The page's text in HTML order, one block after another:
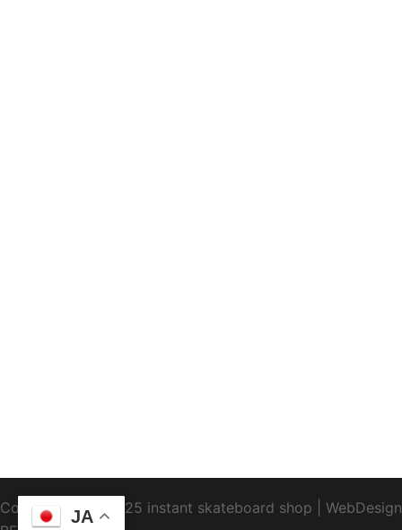
Copyright1995-2025 instant skateboard shop
WebDesign
JA